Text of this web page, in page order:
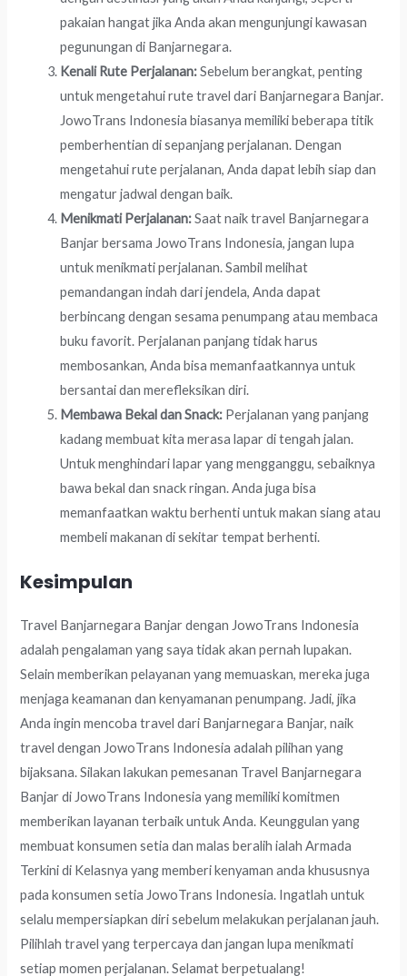
pakaian hangat jika Anda akan mengunjungi kawasan
pegunungan di Banjarnegara.
Kenali Rute Perjalanan:Sebelum berangkat, penting
untuk mengetahui rute travel dari Banjarnegara Banjar.
JowoTrans Indonesia biasanya memiliki beberapa titik
pemberhentian di sepanjang perjalanan. Dengan
mengetahui rute perjalanan, Anda dapat lebih siap dan
mengatur jadwal dengan baik.
Menikmati Perjalanan:Saat naik travel Banjarnegara
Banjar bersama JowoTrans Indonesia, jangan lupa
untuk menikmati perjalanan. Sambil melihat
pemandangan indah dari jendela, Anda dapat
berbincang dengan sesama penumpang atau membaca
buku favorit. Perjalanan panjang tidak harus
membosankan, Anda bisa memanfaatkannya untuk
bersantai dan merefleksikan diri.
Membawa Bekal dan Snack: Perjalanan yang panjang
kadang membuat kita merasa lapar di tengah jalan.
Untuk menghindari lapar yang mengganggu, sebaiknya
bawa bekal dan snack ringan. Anda juga bisa
memanfaatkan waktu berhenti untuk makan siang atau
membeli makanan di sekitar tempat berhenti.
Kesimpulan
Travel Banjarnegara Banjar dengan JowoTrans Indonesia
adalah pengalaman yang saya tidak akan pernah lupakan.
Selain memberikan pelayanan yang memuaskan, mereka juga
menjaga keamanan dan kenyamanan penumpang. Jadi, jika
Anda ingin mencoba travel dari Banjarnegara Banjar, naik
travel dengan JowoTrans Indonesia adalah pilihan yang
bijaksana. Silakan lakukan pemesanan Travel Banjarnegara
Banjar di JowoTrans Indonesia yang memiliki komitmen
memberikan layanan terbaik untuk Anda. Keunggulan yang
membuat konsumen setia dan malas beralih ialah Armada
Terkini di Kelasnya yang memberi kenyaman anda khususnya
pada konsumen setia JowoTrans Indonesia. Ingatlah untuk
selalu mempersiapkan diri sebelum melakukan perjalanan jauh.
Pilihlah travel yang terpercaya dan jangan lupa menikmati
setiap momen perjalanan. Selamat berpetualang!